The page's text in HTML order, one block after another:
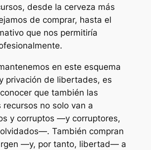
desde la cerveza más
de comprar, hasta el
que nos permitiría
en este esquema
privación de libertades, es
que también las
recursos no solo van a
y corruptos —y corruptores,
También compran
—y, por tanto, libertad— a